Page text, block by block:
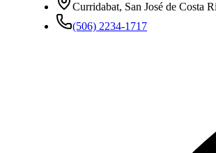
Curridabat, San José de Costa
(506) 2234-1717